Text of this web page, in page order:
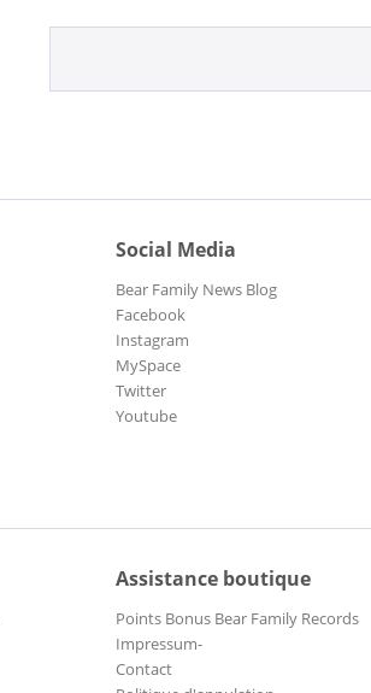
Social Media
Bear Family News Blog
Facebook
Instagram
MySpace
Twitter
Youtube
Assistance boutique
Points Bonus Bear Family Records
Impressum-
Contact